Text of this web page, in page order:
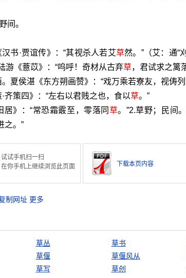
间。
书·贾谊传》：“其视杀人若艾草然。”（艾：通“
游《薏苡》：“呜呼！奇材从古弃草，君试求之篱
夏侯湛《东方朔画赞》：“戏万乘若寮友，视俦
齐策四》：“左右以君贱之也，食以草。”
居》：“常恐霜霰至，零落同 草。”2.草野；民间
之。”
试试手机扫一扫
在你手机上继续浏览此页面
下载本页内容
制网址 更多
草丛 草书
草偃 草偃风从
草写 草创